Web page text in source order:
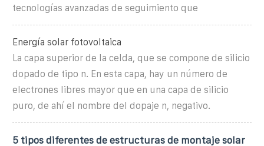
tecnologías avanzadas de seguimiento que
Energía solar fotovoltaica
La capa superior de la celda, que se compone de silicio
dopado de tipo n. En esta capa, hay un número de
electrones libres mayor que en una capa de silicio
puro, de ahí el nombre del dopaje n, negativo.
5 tipos diferentes de estructuras de montaje solar